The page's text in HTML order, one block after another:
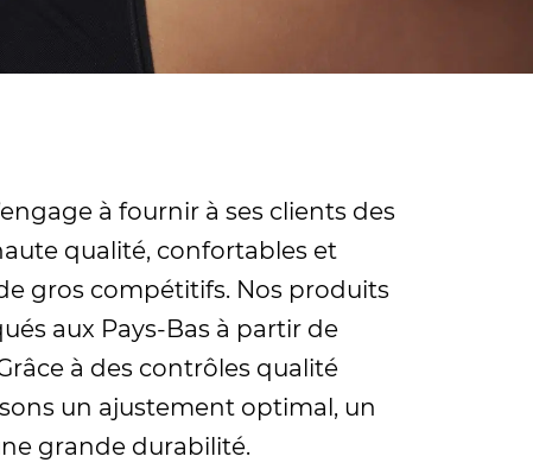
à fournir à ses clients des
qualité, confortables et
gros compétitifs. Nos produits
aux Pays-Bas à partir de
à des contrôles qualité
un ajustement optimal, un
grande durabilité.